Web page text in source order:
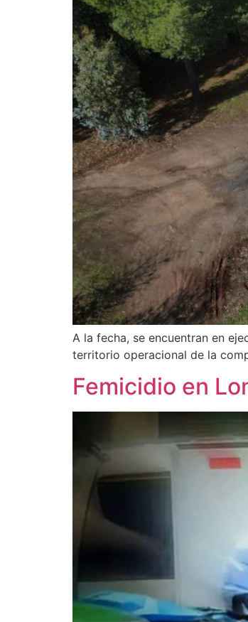
A la fecha, se encuentran en
territorio operacional de la
Femicidio en